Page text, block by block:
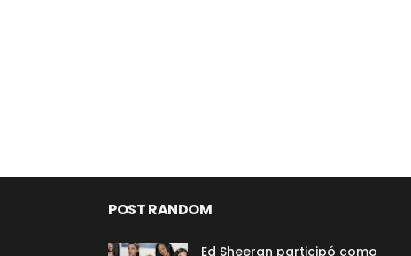
POST RANDOM
Ed Sheeran participó como